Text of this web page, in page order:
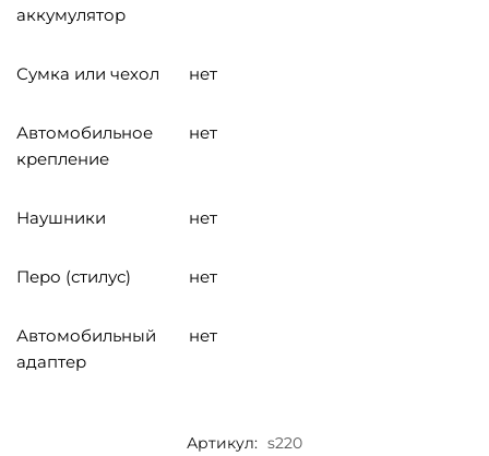
аккумулятор
Сумка или чехол нет
Автомобильное
крепление
нет
Наушники нет
Перо (стилус) нет
Автомобильный
адаптер
нет
Артикул: s220